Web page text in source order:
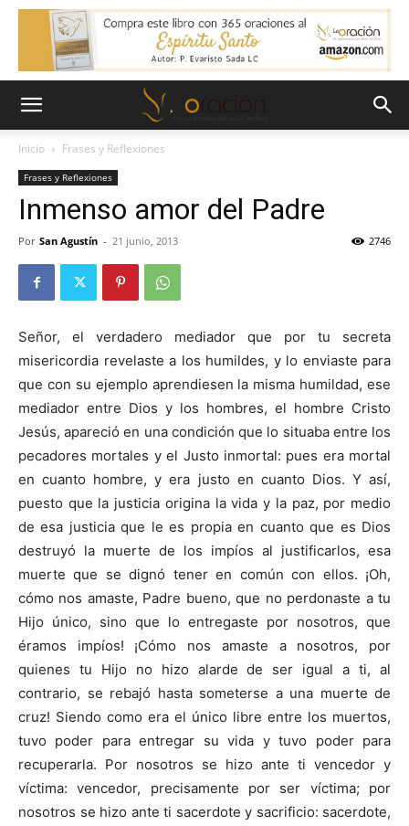
Inicio Frases y Reflexiones
Frases y Reflexiones
Inmenso amor del Padre
Por San Agustín - 21 junio, 2013 2746
Señor, el verdadero mediador que por tu secreta
misericordia revelaste a los humildes, y lo enviaste para
que con su ejemplo aprendiesen la misma humildad, ese
mediador entre Dios y los hombres, el hombre Cristo
Jesús, apareció en una condición que lo situaba entre los
pecadores mortales y el Justo inmortal: pues era mortal
en cuanto hombre, y era justo en cuanto Dios. Y así,
puesto que la justicia origina la vida y la paz, por medio
de esa justicia que le es propia en cuanto que es Dios
destruyó la muerte de los impíos al justificarlos, esa
muerte que se dignó tener en común con ellos. ¡Oh,
cómo nos amaste, Padre bueno, que no perdonaste a tu
Hijo único, sino que lo entregaste por nosotros, que
éramos impíos! ¡Cómo nos amaste a nosotros, por
quienes tu Hijo no hizo alarde de ser igual a ti, al
contrario, se rebajó hasta someterse a una muerte de
cruz! Siendo como era el único libre entre los muertos,
tuvo poder para entregar su vida y tuvo poder para
recuperarla. Por nosotros se hizo ante ti vencedor y
víctima: vencedor, precisamente por ser víctima; por
nosotros se hizo ante ti sacerdote y sacrificio: sacerdote,